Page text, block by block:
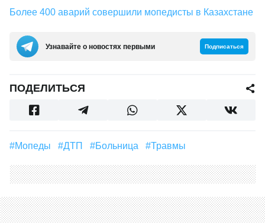
Более 400 аварий совершили мопедисты в Казахстане
Узнавайте о новостях первыми Подписаться
ПОДЕЛИТЬСЯ
#мопеды #ДТП #больница #травмы